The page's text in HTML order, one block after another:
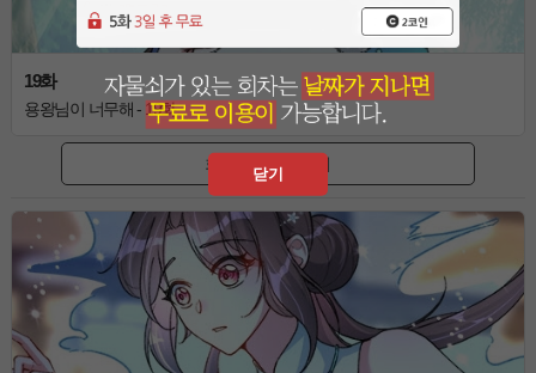
닫기
19화
용왕님이 너무해 - 19화
회원가입 후 보기